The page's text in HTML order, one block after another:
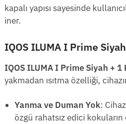
kapalı yapısı sayesinde
iner.
IQOS ILUMA I Prime
IQOS ILUMA I Prime Siyah + 1
yakmadan ısıtma özelliği,
Yanma ve Duman Yok:
özgü rahatsız edici kokuların